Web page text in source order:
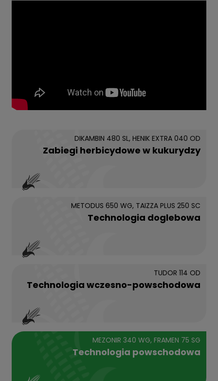
DIKAMBIN 480 SL, HENIK EXTRA 040 OD
Zabiegi herbicydowe w kukurydzy
METODUS 650 WG, TAIZZA PLUS 250 SC
Technologia doglebowa
TUDOR 114 OD
Technologia wczesno-powschodowa
MEZONIR 340 WG, FRAMEN 75 SG
Technologia powschodowa